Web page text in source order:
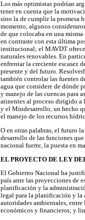
Los más optimistas podrían
tener en cuenta que la
sino la de cumplir la promesa
momento, algunos
de que colocaba en una
en contraste con esta última
institucional; el MAVDT ofrece
naturales renovables. En
enfrentar la creciente escasez
presente y del futuro.
también controlar las fuentes
agua que considere de dónde
y manejo de las cuencas para
atinentes al proceso dirigido a
y el Mindesarrollo, un hecho
el manejo de los recursos
O en otras palabras, el futuro
desarrollo de las funciones
nacional fuerte, la puesta en
EL PROYECTO DE LEY
El Gobierno Nacional ha
país ante las proyecciones de
planificación y la
legal para la planificación y la
autoridades ambientales,
económicos y financieros; y